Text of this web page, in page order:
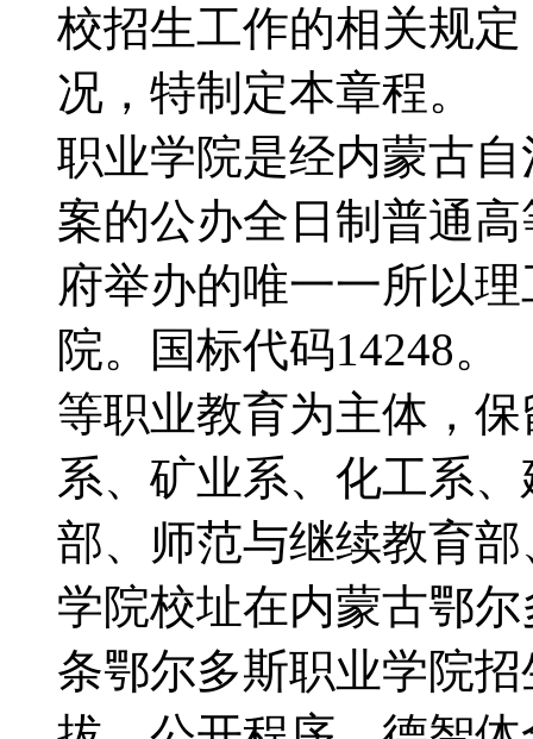
校招生工作的相关规
况，特制定本章程。
职业学院是经内蒙古
案的公办全日制普通
府举办的唯一一所以
院。国标代码14248
等职业教育为主体，
系、矿业系、化工系
部、师范与继续教育
学院校址在内蒙古鄂
条鄂尔多斯职业学院